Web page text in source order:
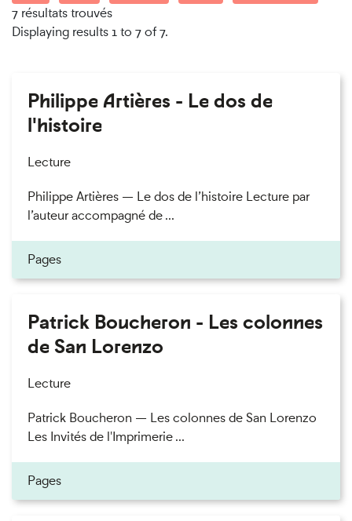
7 résultats trouvés
Displaying results 1 to 7 of 7.
Philippe Artières - Le dos de
l'histoire
Lecture
Philippe Artières — Le dos de l’histoire Lecture par
l’auteur accompagné de ...
Pages
Patrick Boucheron - Les colonnes
de San Lorenzo
Lecture
Patrick Boucheron — Les colonnes de San Lorenzo
Les Invités de l'Imprimerie ...
Pages